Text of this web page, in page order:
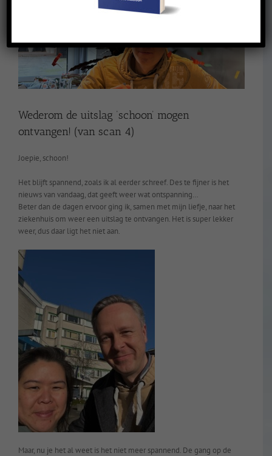
Wederom de uitslag ‘schoon’ mogen
ontvangen! (van scan 4)
Joepie, schoon!
Het blijft spannend, zoals ik al eerder schreef. Des te fijner is het
nieuws van vandaag, dat geeft weer wat ontspanning…
Beter dan de dagen ervoor ging ik, samen met mijn liefje, naar het
ziekenhuis om weer een uitslag te ontvangen. Het is super lekker
weer, dus daar ligt het niet aan.
Maar, nu je het al weet is het niet meer spannend. De gang op de